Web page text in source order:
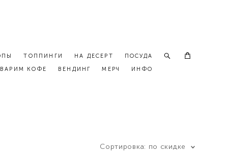
ТОППИНГИ НА ДЕСЕРТ
ПОСУДА
ВАРИМ КОФЕ
ВЕНДИНГ МЕРЧ ИНФО
Сортировка: по скидке